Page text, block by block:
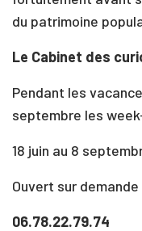
du patrimoine
Le Cabinet des
Pendant les
septembre les
18 juin au 8
Ouvert sur
06.78.22.79.74